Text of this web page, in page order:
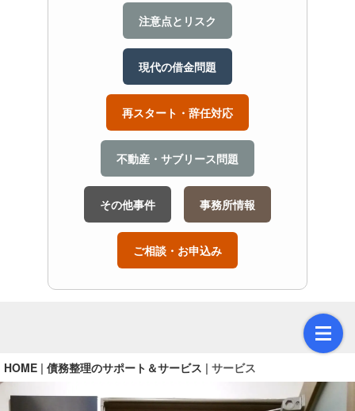
注意点とリスク
現代の借金問題
再スタート・辞任対応
不動産・サブリース問題
その他事件 事務所情報
ご相談・お申込み
HOME | 債務整理のサポート＆サービス | サービス